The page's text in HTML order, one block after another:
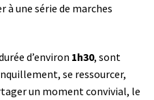
à une série de marches
d’environ 1h30, sont
se ressourcer,
un moment convivial, le